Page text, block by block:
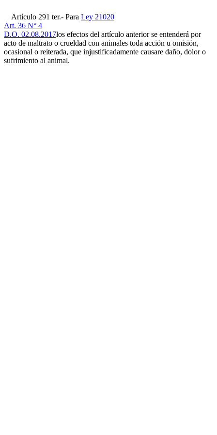
Artículo 291 ter.- Para Ley 21020
Art. 36 N° 4
D.O. 02.08.2017los efectos del artículo anterior se entenderá por
acto de maltrato o crueldad con animales toda acción u omisión,
ocasional o reiterada, que injustificadamente causare daño, dolor o
sufrimiento al animal.